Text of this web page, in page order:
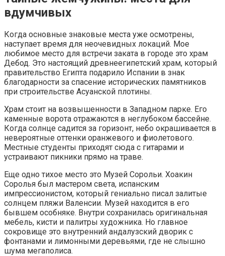
вдумчивых
Когда основные знаковые места уже осмотрены,
наступает время для неочевидных локаций. Мое
любимое место для встречи заката в городе это храм
Дебод. Это настоящий древнеегипетский храм, который
правительство Египта подарило Испании в знак
благодарности за спасение исторических памятников
при строительстве Асуанской плотины.
Храм стоит на возвышенности в Западном парке. Его
каменные ворота отражаются в неглубоком бассейне.
Когда солнце садится за горизонт, небо окрашивается в
невероятные оттенки оранжевого и фиолетового.
Местные студенты приходят сюда с гитарами и
устраивают пикники прямо на траве.
Еще одно тихое место это Музей Сорольи. Хоакин
Соролья был мастером света, испанским
импрессионистом, который гениально писал залитые
солнцем пляжи Валенсии. Музей находится в его
бывшем особняке. Внутри сохранилась оригинальная
мебель, кисти и палитры художника. Но главное
сокровище это внутренний андалузский дворик с
фонтанами и лимонными деревьями, где не слышно
шума мегаполиса.